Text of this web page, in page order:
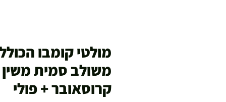
מולטי קומבו
משולב סמית
קרוסאובר + פולי